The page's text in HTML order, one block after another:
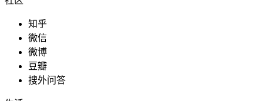
知乎
微信
微博
豆瓣
搜外问答